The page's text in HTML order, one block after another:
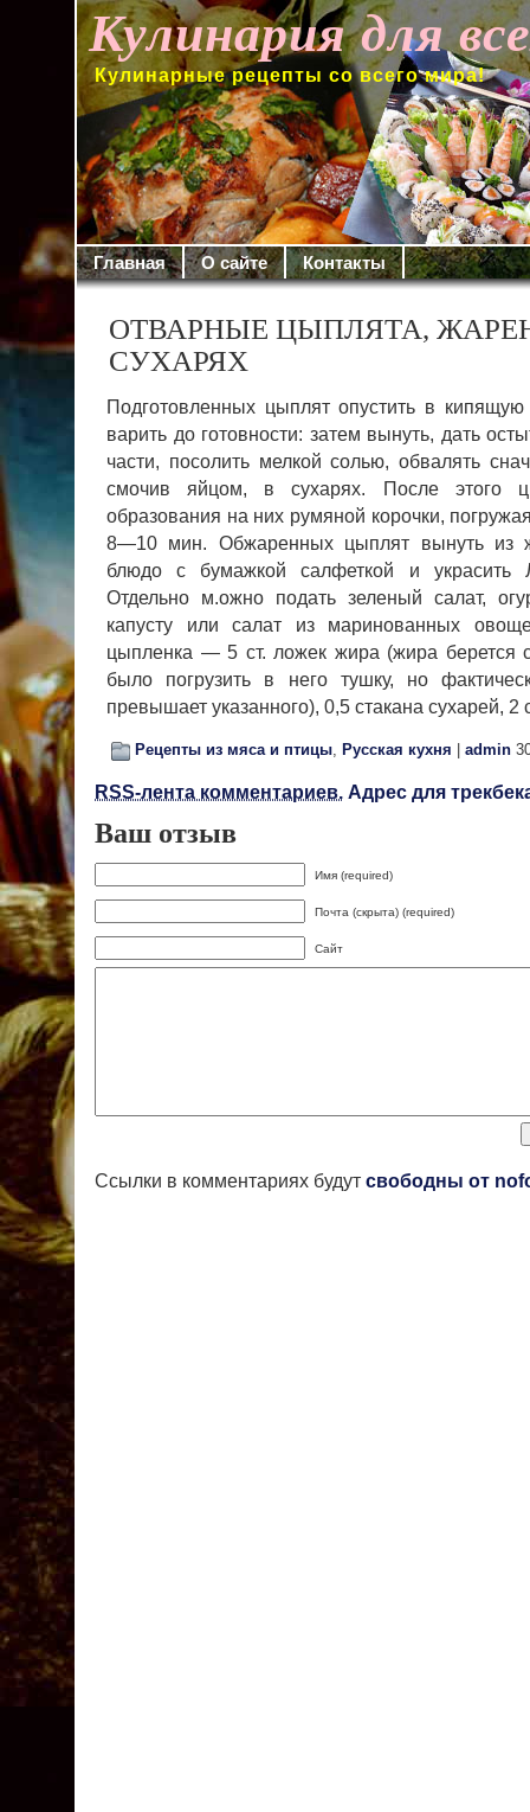
Кулинария для
Кулинарные рецепты со всего мира!
Главная О сайте Контакты
ОТВАРНЫЕ ЦЫПЛЯТА,
СУХАРЯХ
Подготовленных цыплят опустить в
варить до готовности: затем вынуть, дать
части, посолить мелкой солью, обвалять
смочив яйцом, в сухарях. После этого
образования на них румяной корочки,
8—10 мин. Обжаренных цыплят вынуть из
блюдо с бумажкой салфеткой и украсить
Отдельно м.ожно подать зеленый салат,
капусту или салат из маринованных
цыпленка — 5 ст. ложек жира (жира берется
было погрузить в него тушку, но
превышает указанного), 0,5 стакана сухарей, 2
Рецепты из мяса и птицы, Русская кухня admin
RSS-лента комментариев. Адрес для
Ваш отзыв
Имя (required)
Почта (скрыта) (required)
Сайт
Ссылки в комментариях будут свободны от